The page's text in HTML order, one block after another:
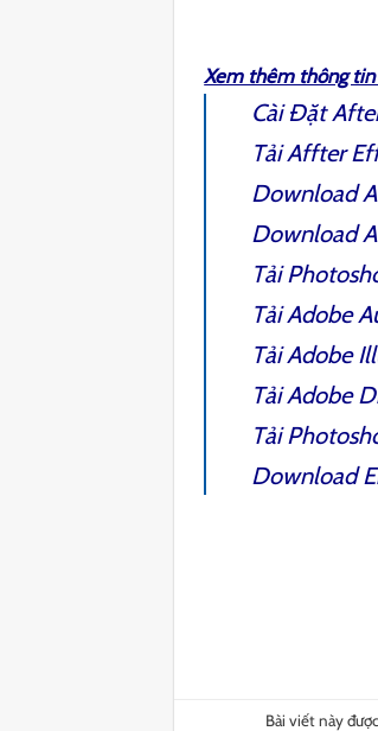
Xem thêm thông tin
Cài Đặt
TảiAffter
Download
Download
Tải
TảiAdobe
TảiAdobe
TảiAdobe
Tải
Download
Bài viết này